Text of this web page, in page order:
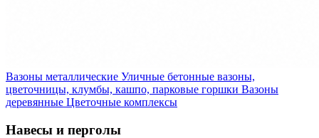
Вазоны металлические Уличные бетонные вазоны,
цветочницы, клумбы, кашпо, парковые горшки Вазоны
деревянные Цветочные комплексы
Навесы и перголы